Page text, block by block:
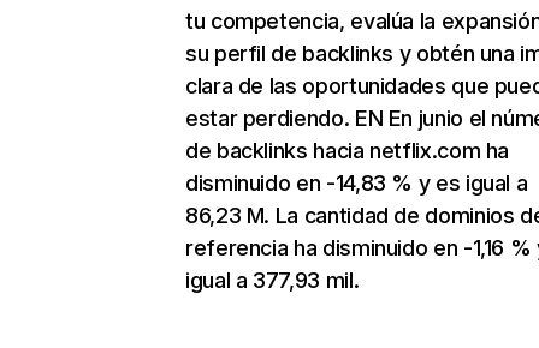
tu competencia, evalúa la
su perfil de backlinks y obtén una
clara de las oportunidades que
estar perdiendo. EN En junio el
de backlinks hacia netflix.com ha
disminuido en -14,83 % y es igual a
86,23 M. La cantidad de dominios
referencia ha disminuido en -1,16 %
igual a 377,93 mil.